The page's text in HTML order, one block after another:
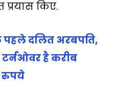
किए.
पहले दलित अरबपति,
है करीब
रुपये